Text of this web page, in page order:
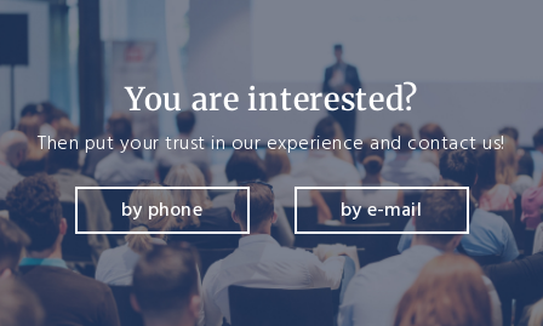
You are interested?
Then put your trust in our experience and contact us!
by phone by e-mail